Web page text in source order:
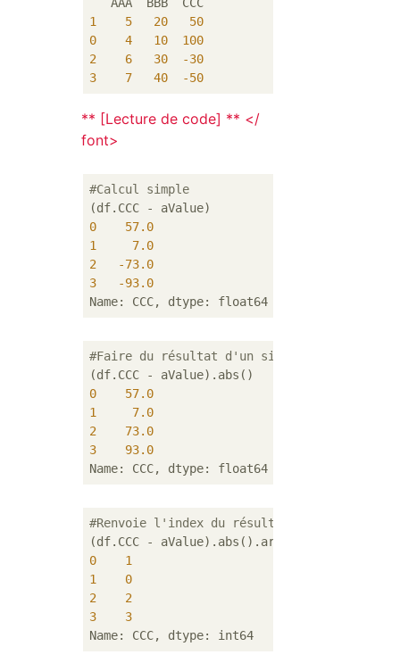
1
5 20
50
0
4 10
100
2
6 30
-30
3
7 40 -50
** [Lecture de code] ** </
font>
#Calcul simple
0
57.0
1
7.0
2
-73.0
3
-93.0
#Faire du résultat d'un simple calcul une
0
57.0
1
7.0
2
73.0
3
93.0
#Renvoie l'index du résultat du tri des
0
1
1
0
2
2
3
3